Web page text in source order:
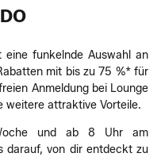
eine funkelnde Auswahl an
mit bis zu 75 %* für
Anmeldung bei Lounge
weitere attraktive Vorteile.
und ab 8 Uhr am
darauf, von dir entdeckt zu